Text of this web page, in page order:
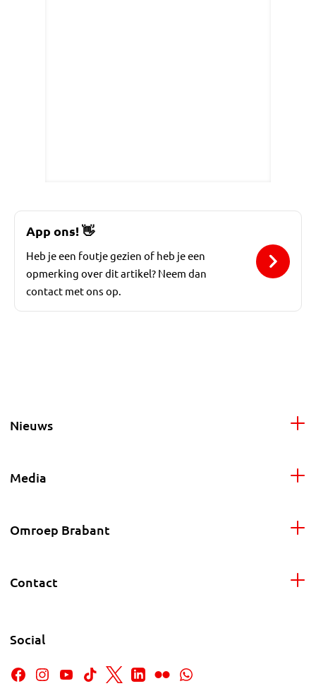
App ons!👋
Heb je een foutje gezien of heb je een
opmerking over dit artikel? Neem dan
contact met ons op.
Nieuws
Media
Omroep Brabant
Contact
Social